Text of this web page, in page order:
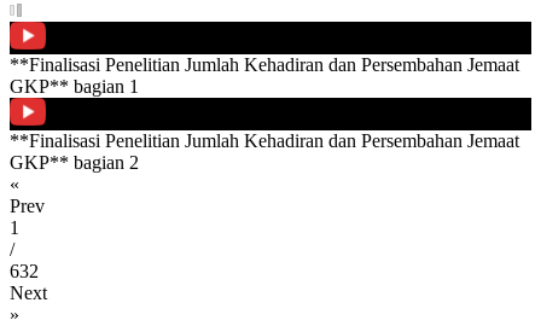
**Finalisasi Penelitian Jumlah Kehadiran dan Persembahan Jemaat
GKP** bagian 1
**Finalisasi Penelitian Jumlah Kehadiran dan Persembahan Jemaat
GKP** bagian 2
«
Prev
1
/
632
Next
»